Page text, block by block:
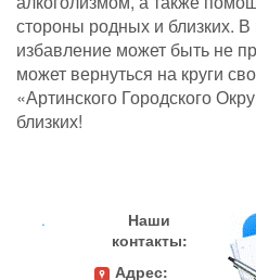
стороны родных и близких.
избавление может быть не
может вернуться на круги
«Артинского Городского
близких!
.
Наши
контакты:
Адрес: